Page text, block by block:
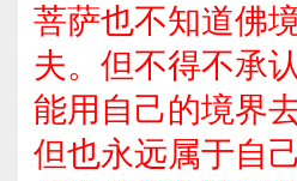
菩萨也不知道佛
夫。但不得不承
能用自己的境界
但也永远属于自